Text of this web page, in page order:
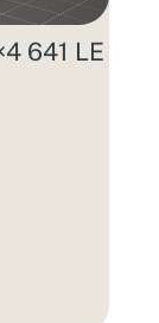
641 LE